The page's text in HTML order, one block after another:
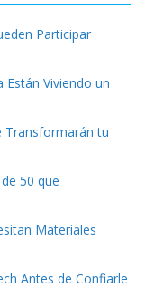
Participar
Están Viviendo un
Transformarán tu
50 que
Materiales
Antes de Confiarle